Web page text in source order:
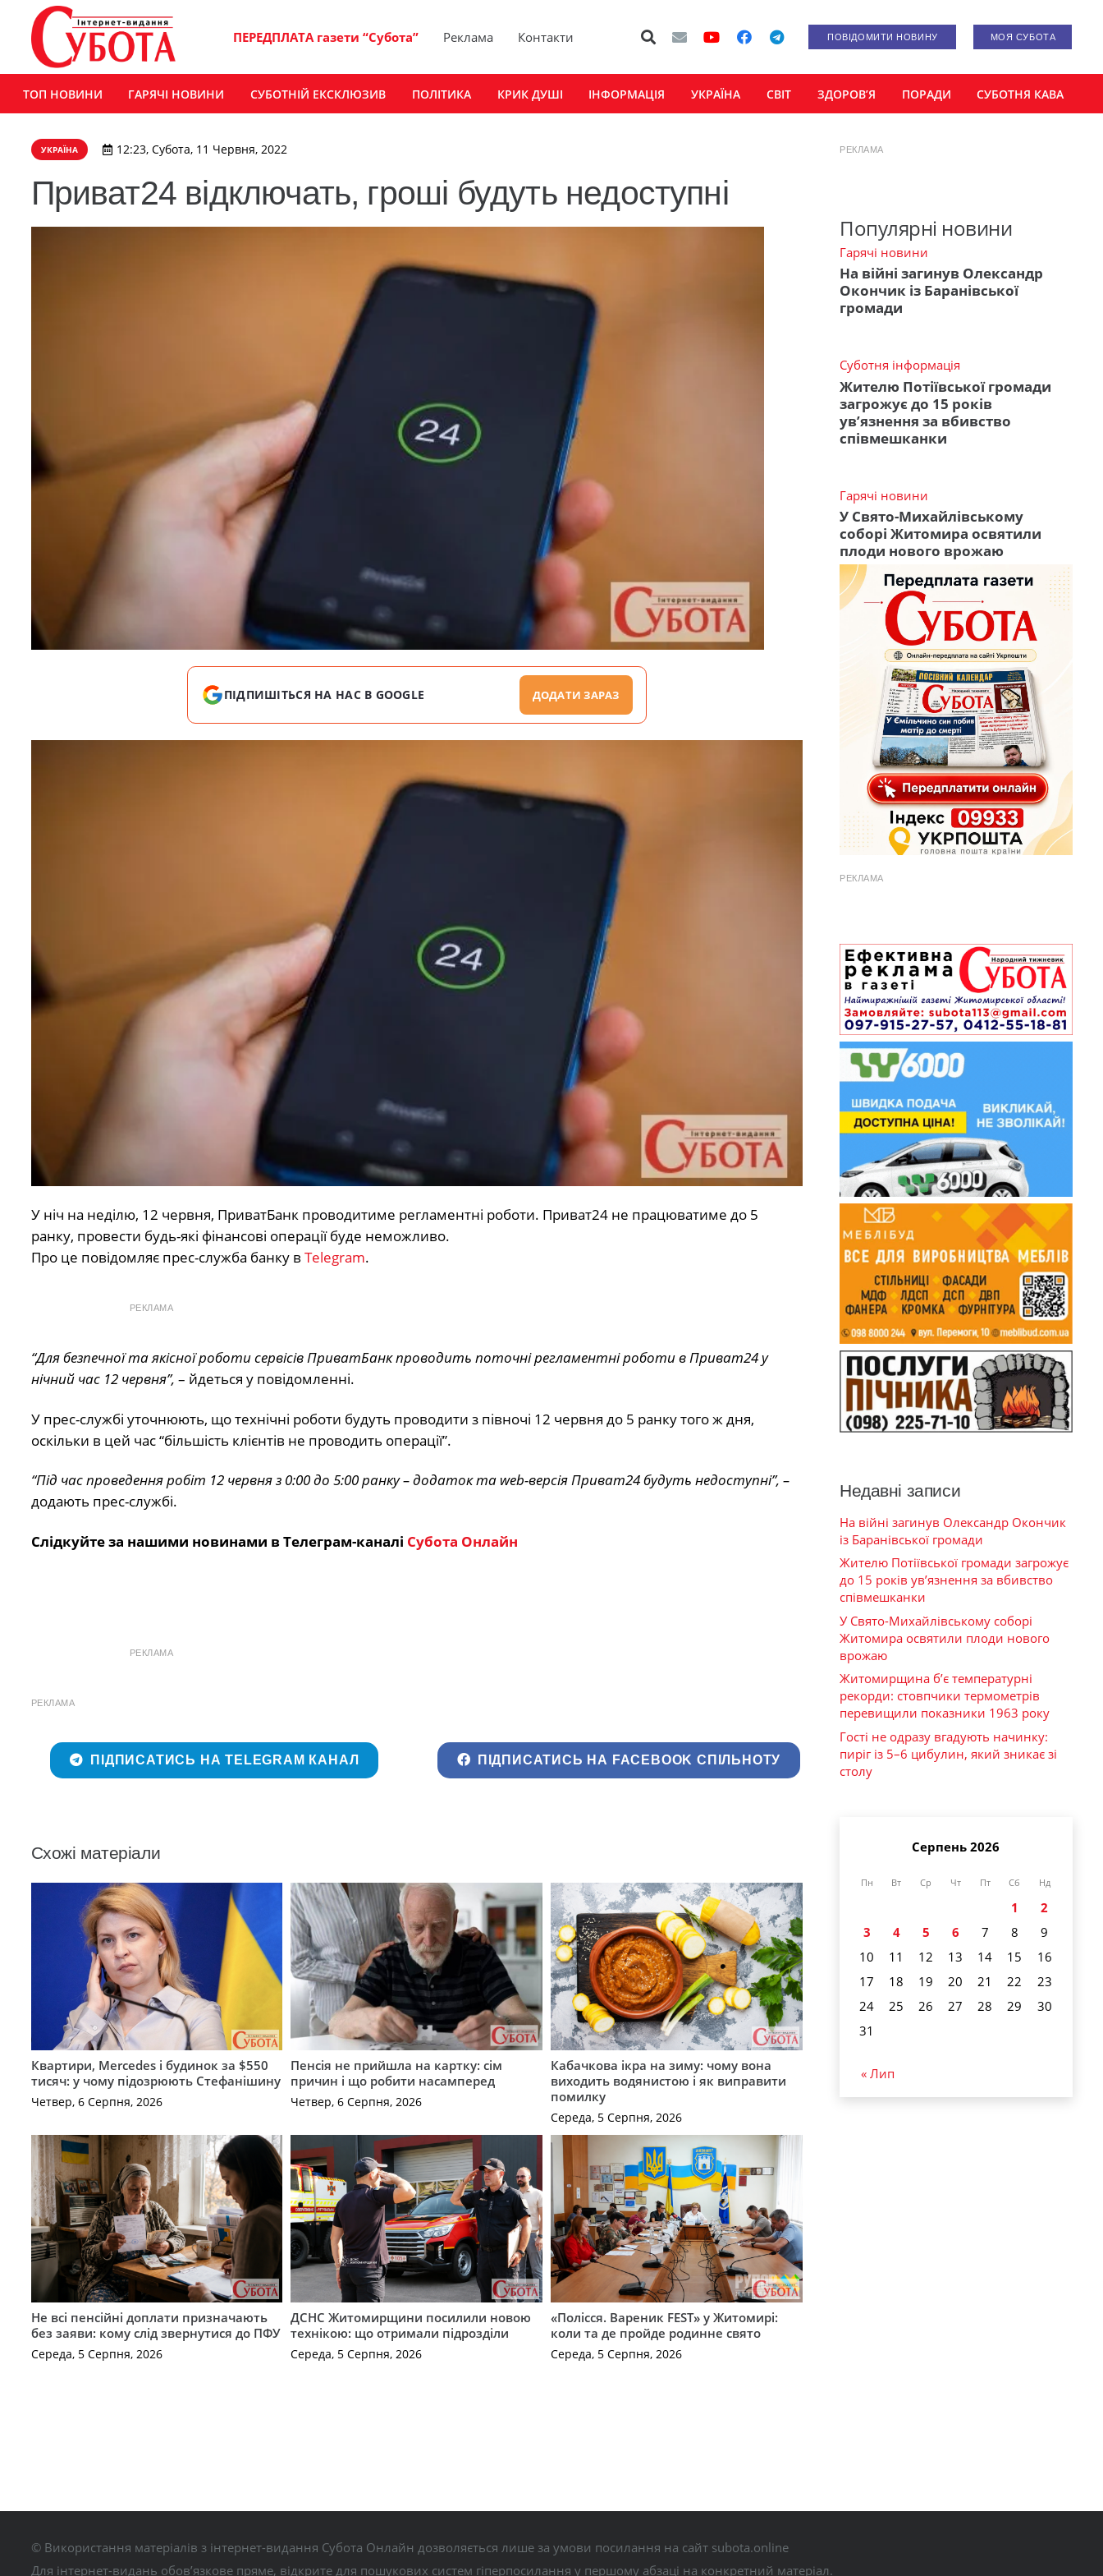
ПЕРЕДПЛАТА газети “Субота” Реклама Контакти ПОВІДОМИТИ НОВИНУ МОЯ СУБОТА
ТОП НОВИНИ ГАРЯЧІ НОВИНИ СУБОТНІЙ ЕКСКЛЮЗИВ ПОЛІТИКА КРИК ДУШІ ІНФОРМАЦІЯ УКРАЇНА СВІТ ЗДОРОВ’Я ПОРАДИ СУБОТНЯ КАВА
УКРАЇНА 12:23, Субота, 11 Червня, 2022
Приват24 відключать, гроші будуть недоступні
ПІДПИШІТЬСЯ НА НАС В GOOGLE ДОДАТИ ЗАРАЗ
У ніч на неділю, 12 червня, ПриватБанк проводитиме регламентні роботи. Приват24 не працюватиме до 5
ранку, провести будь-які фінансові операції буде неможливо.
Про це повідомляє прес-служба банку в Telegram.
РЕКЛАМА
“Для безпечної та якісної роботи сервісів ПриватБанк проводить поточні регламентні роботи в Приват24 у
нічний час 12 червня”, – йдеться у повідомленні.
У прес-службі уточнюють, що технічні роботи будуть проводити з півночі 12 червня до 5 ранку того ж дня,
оскільки в цей час “більшість клієнтів не проводить операції”.
“Під час проведення робіт 12 червня з 0:00 до 5:00 ранку – додаток та web-версія Приват24 будуть недоступні”, –
додають прес-службі.
Слідкуйте за нашими новинами в Телеграм-каналі Субота Онлайн
РЕКЛАМА
РЕКЛАМА
ПІДПИСАТИСЬ НА TELEGRAM КАНАЛ ПІДПИСАТИСЬ НА FACEBOOK СПІЛЬНОТУ
Схожі матеріали
Квартири, Mercedes і будинок за $550
тисяч: у чому підозрюють Стефанішину
Четвер, 6 Серпня, 2026
Пенсія не прийшла на картку: сім
причин і що робити насамперед
Четвер, 6 Серпня, 2026
Кабачкова ікра на зиму: чому вона
виходить водянистою і як виправити
помилку
Середа, 5 Серпня, 2026
Не всі пенсійні доплати призначають
без заяви: кому слід звернутися до ПФУ
Середа, 5 Серпня, 2026
ДСНС Житомирщини посилили новою
технікою: що отримали підрозділи
Середа, 5 Серпня, 2026
«Полісся. Вареник FEST» у Житомирі:
коли та де пройде родинне свято
Середа, 5 Серпня, 2026
РЕКЛАМА
Популярні новини
Гарячі новини
На війні загинув Олександр
Окончик із Баранівської
громади
Суботня інформація
Жителю Потіївської громади
загрожує до 15 років
ув’язнення за вбивство
співмешканки
Гарячі новини
У Свято-Михайлівському
соборі Житомира освятили
плоди нового врожаю
РЕКЛАМА
Недавні записи
На війні загинув Олександр Окончик
із Баранівської громади
Жителю Потіївської громади загрожує
до 15 років ув’язнення за вбивство
співмешканки
У Свято-Михайлівському соборі
Житомира освятили плоди нового
врожаю
Житомирщина б’є температурні
рекорди: стовпчики термометрів
перевищили показники 1963 року
Гості не одразу вгадують начинку:
пиріг із 5–6 цибулин, який зникає зі
столу
Серпень 2026
Пн Вт Ср Чт Пт Сб Нд
1
2
3
4 5 6 7 8
9
10
11 12 13 14 15
16
17
18 19 20 21 22
23
24
25 26 27 28 29
30
31
« Лип
© Використання матеріалів з інтернет-видання Субота Онлайн дозволяється лише за умови посилання на сайт subota.online
Для інтернет-видань обов’язкове пряме, відкрите для пошукових систем гіперпосилання у першому абзаці на конкретний матеріал.